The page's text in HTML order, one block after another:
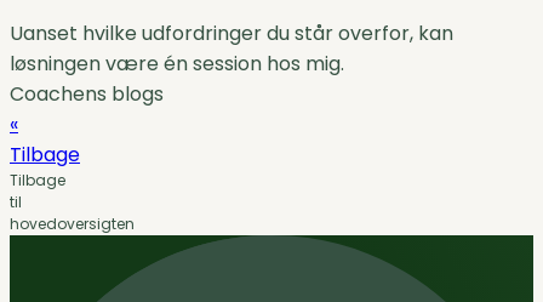
Uanset hvilke udfordringer du står overfor, kan
løsningen være én session hos mig.
Coachens blogs
«
Tilbage
Tilbage
til
hovedoversigten